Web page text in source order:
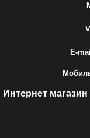
E-
Интернет